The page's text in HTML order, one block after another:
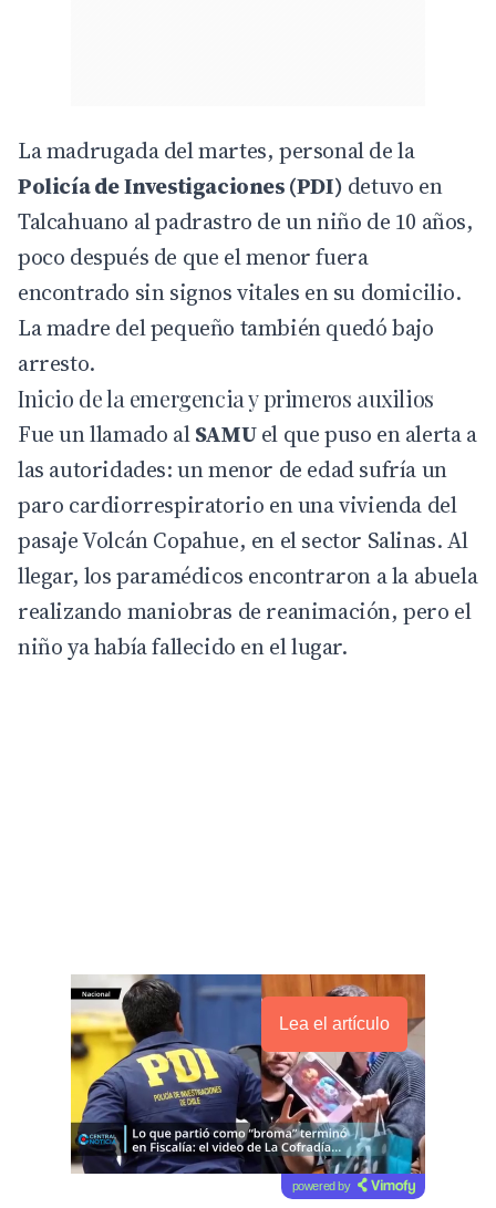
La madrugada del martes, personal de la
Policía de Investigaciones (PDI) detuvo en
Talcahuano al padrastro de un niño de 10 años,
poco después de que el menor fuera
encontrado sin signos vitales en su domicilio.
La madre del pequeño también quedó bajo
arresto.
Inicio de la emergencia y primeros auxilios
Fue un llamado alSAMUel que puso en alerta a
las autoridades: un menor de edad sufría un
paro cardiorrespiratorio en una vivienda del
pasaje Volcán Copahue, en el sector Salinas. Al
llegar, los paramédicos encontraron a la abuela
realizando maniobras de reanimación, pero el
niño ya había fallecido en el lugar.
Lea el artículo
powered by